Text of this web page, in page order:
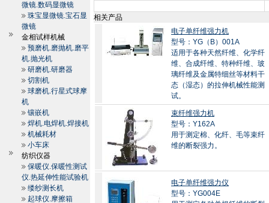
微镜.数码显微镜
珠宝显微镜.宝石显
微镜
金相试样机械
预磨机.磨抛机.磨平
机.抛光机
研磨机.研磨器
切割机
球磨机.行星式球摩
机
镶嵌机
焊机.电焊机.焊接机
机械耗材
小车床
纺织仪器
保暖仪.保暖性测试
仪.热延伸性能试验机
缕纱测长机
起球仪.摩擦箱
相关产品
电子单纤维强力机
型号：YG（B）001A
适用于各种天然纤维、化学纤
维、合成纤维、特种纤维、玻
璃纤维及金属特细丝等材料干
态（湿态）的拉伸机械性能测
试。
束纤维强力机
型号：Y162A
用于测定棉、化纤、毛等束纤
维的断裂强力。
电子单纤维强力仪
型号：YG004E